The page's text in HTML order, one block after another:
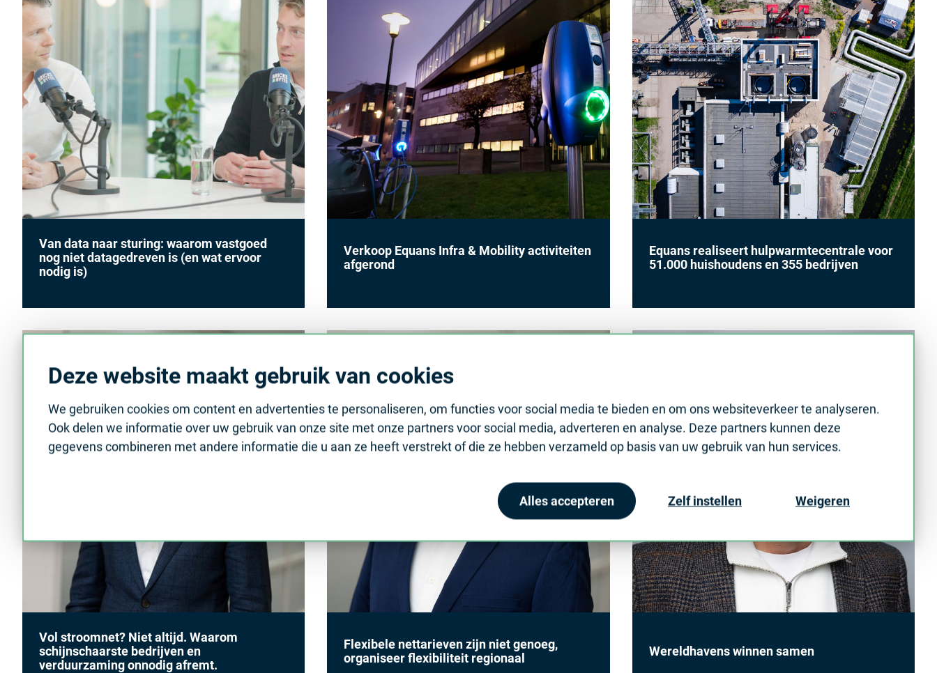
Deze website maakt gebruik van cookies
We gebruiken cookies om content en advertenties te personaliseren, om functies voor social media te bieden en om ons websiteverkeer te analyseren.
Ook delen we informatie over uw gebruik van onze site met onze partners voor social media, adverteren en analyse. Deze partners kunnen deze
gegevens combineren met andere informatie die u aan ze heeft verstrekt of die ze hebben verzameld op basis van uw gebruik van hun services.
Alles accepteren Zelf instellen Weigeren
Van data naar sturing: waarom vastgoed
nog niet datagedreven is (en wat ervoor
nodig is)
Verkoop Equans Infra & Mobility activiteiten
afgerond
Equans realiseert hulpwarmtecentrale voor
51.000 huishoudens en 355 bedrijven
Vol stroomnet? Niet altijd. Waarom
schijnschaarste bedrijven en
verduurzaming onnodig afremt.
Flexibele nettarieven zijn niet genoeg,
organiseer flexibiliteit regionaal
Wereldhavens winnen samen